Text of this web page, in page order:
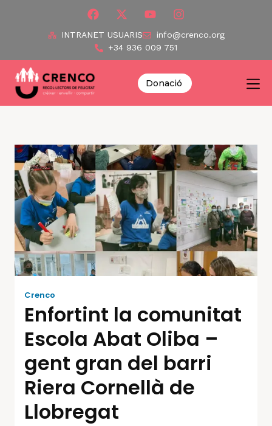
INTRANET USUARIS
info@crenco.org
+34 936 009 751
Donació
Crenco
Enfortint la comunitat
Escola Abat Oliba –
gent gran del barri
Riera Cornellà de
Llobregat